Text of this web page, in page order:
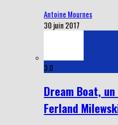
Antoine Mournes
30 juin 2017
3.0
Dream Boat,
Ferland